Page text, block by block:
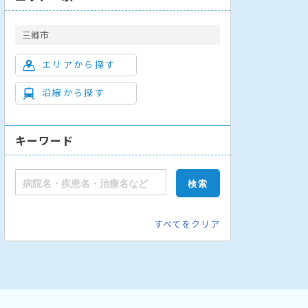
三郷市
エリアから探す
沿線から探す
キーワード
すべてをクリア